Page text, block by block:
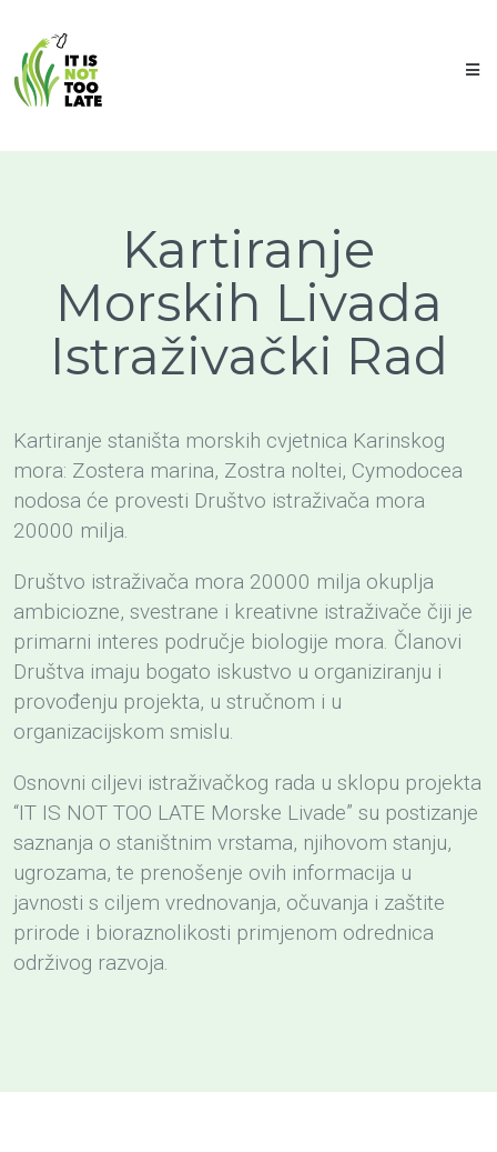
Kartiranje
Morskih Livada
Istraživački Rad
Kartiranje staništa morskih cvjetnica Karinskog
mora: Zostera marina, Zostra noltei, Cymodocea
nodosa će provesti Društvo istraživača mora
20000 milja.
Društvo istraživača mora 20000 milja okuplja
ambiciozne, svestrane i kreativne istraživače čiji je
primarni interes područje biologije mora. Članovi
Društva imaju bogato iskustvo u organiziranju i
provođenju projekta, u stručnom i u
organizacijskom smislu.
Osnovni ciljevi istraživačkog rada u sklopu projekta
“IT IS NOT TOO LATE Morske Livade” su postizanje
saznanja o staništnim vrstama, njihovom stanju,
ugrozama, te prenošenje ovih informacija u
javnosti s ciljem vrednovanja, očuvanja i zaštite
prirode i bioraznolikosti primjenom odrednica
održivog razvoja.